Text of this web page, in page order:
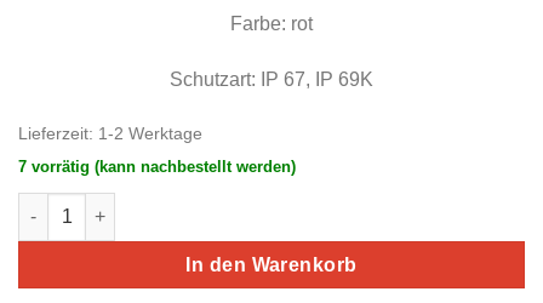
Farbe: rot
Schutzart: IP 67, IP 69K
Lieferzeit: 1-2 Werktage
7 vorrätig (kann nachbestellt werden)
Eaton/Moeller RMQ-Titan Leuchtmelder, hoch, rot M22-LH-R
In den Warenkorb